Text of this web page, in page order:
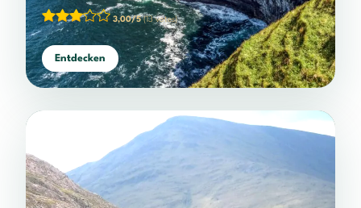
3,00/5(13 votes)
Entdecken